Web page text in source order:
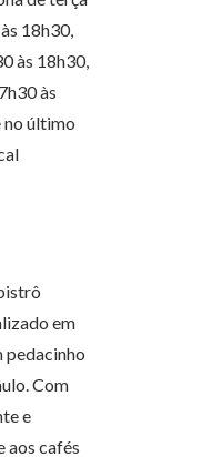
18h30,
às 18h30,
às
no último
em
pedacinho
Com
e
aos cafés